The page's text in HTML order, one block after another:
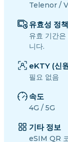
Telenor /
유효성 정책
유효 기간
니다.
eKTY (신
필요 없음
속도
4G / 5G
기타 정보
eSIM QR